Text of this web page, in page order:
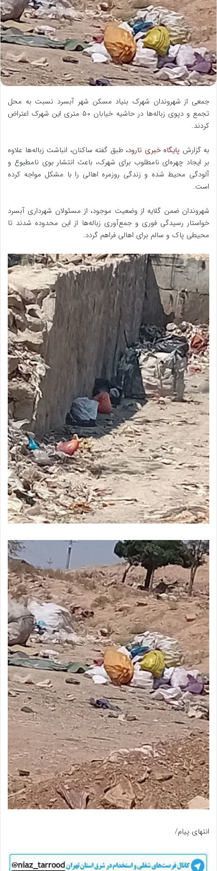
ه
ا
ی
م
ی
ل
جمعی از شهروندان شهرک بنیاد مسکن شهر آبسرد نسبت به محل
تجمع و دپوی زباله‌ها در حاشیه خیابان ۵۰ متری این شهرک اعتراض
کردند.
به گزارش پایگاه خبری تارود، طبق گفته ساکنان، انباشت زباله‌ها علاوه
بر ایجاد چهره‌ای نامطلوب برای شهرک، باعث انتشار بوی نامطبوع و
آلودگی محیط شده و زندگی روزمره اهالی را با مشکل مواجه کرده
است.
شهروندان ضمن گلایه از وضعیت موجود، از مسئولان شهرداری آبسرد
خواستار رسیدگی فوری و جمع‌آوری زباله‌ها از این محدوده شدند تا
محیطی پاک و سالم برای اهالی فراهم گردد.
انتهای پیام/